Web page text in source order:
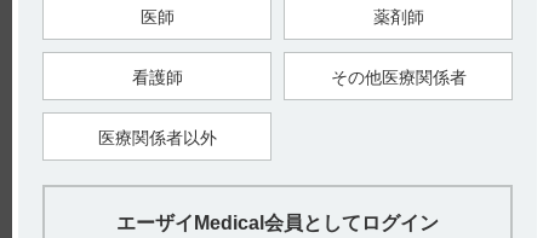
外国人固形がん患者6例に
C標識-レンバチニブ24mg
経口投与したとき、未変化体の血漿中消失半減期は、約35.4時
間であった。（引用2）
16.1 血中濃度
16.1.1 反復投与
（1）固形がん患者（引用3）
日本人固形がん患者9例に本剤20mg※又は24mg
の薬物動態パラメータを表に示した。レンバチニブのCmax及
の薬物動態は、初回投与の結果から推測可能であり、Cmax及
医師 薬剤師
看護師 その他医療関係者
医療関係者以外
エーザイMedical会員としてログイン